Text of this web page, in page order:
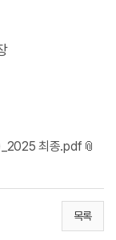
최종.pdf
목록